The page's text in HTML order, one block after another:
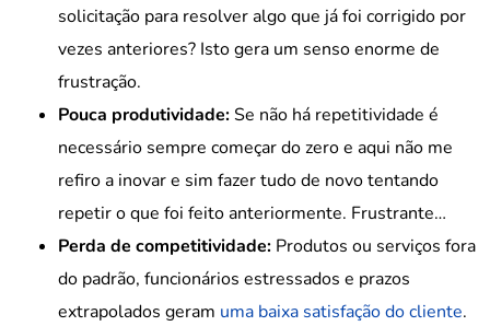
solicitação para resolver algo que já foi corrigido por
vezes anteriores? Isto gera um senso enorme de
frustração.
Pouca produtividade:Se não há repetitividade é
necessário sempre começar do zero e aqui não me
refiro a inovar e sim fazer tudo de novo tentando
repetir o que foi feito anteriormente. Frustrante…
Perda de competitividade: Produtos ou serviços fora
do padrão, funcionários estressados e prazos
extrapolados geram uma baixa satisfação do cliente.